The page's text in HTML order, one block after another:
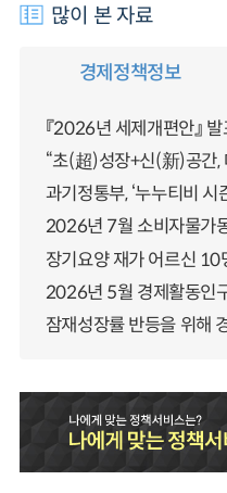
많이 본 자료
경제정책정보
『2026년 세제개편안』 발
“초(超)성장+신(新)공간,
과기정통부, ‘누누티비 시
2026년 7월 소비자물가
2026년 5월 경제활동인